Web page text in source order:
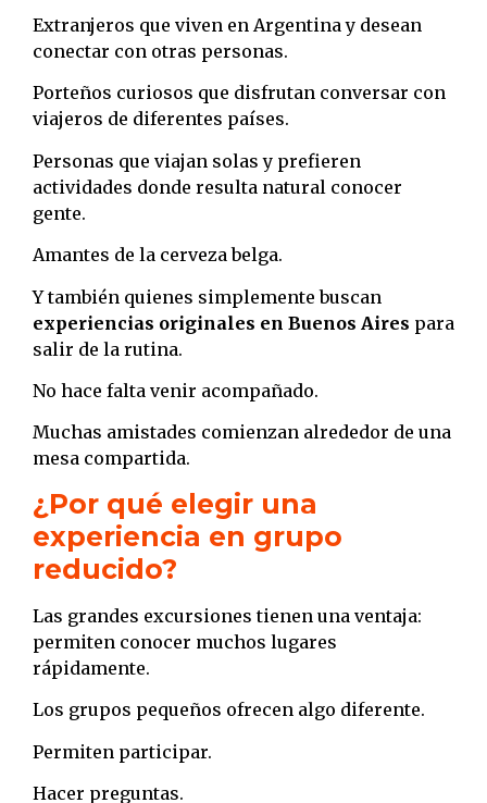
Extranjeros que viven en Argentina y desean
conectar con otras personas.
Porteños curiosos que disfrutan conversar con
viajeros de diferentes países.
Personas que viajan solas y prefieren
actividades donde resulta natural conocer
gente.
Amantes de la cerveza belga.
Y también quienes simplemente buscan
experiencias originales en Buenos Aires para
salir de la rutina.
No hace falta venir acompañado.
Muchas amistades comienzan alrededor de una
mesa compartida.
¿Por qué elegir una
experiencia en grupo
reducido?
Las grandes excursiones tienen una ventaja:
permiten conocer muchos lugares
rápidamente.
Los grupos pequeños ofrecen algo diferente.
Permiten participar.
Hacer preguntas.